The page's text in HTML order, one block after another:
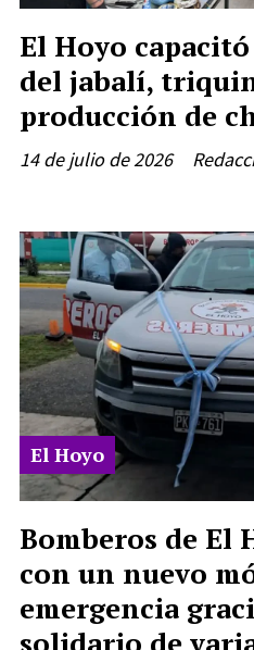
El Hoyo
del jabalí,
producción de
14 de julio de 2026
Bomberos de El
con un nuevo
emergencia
solidario de
El Hoyo